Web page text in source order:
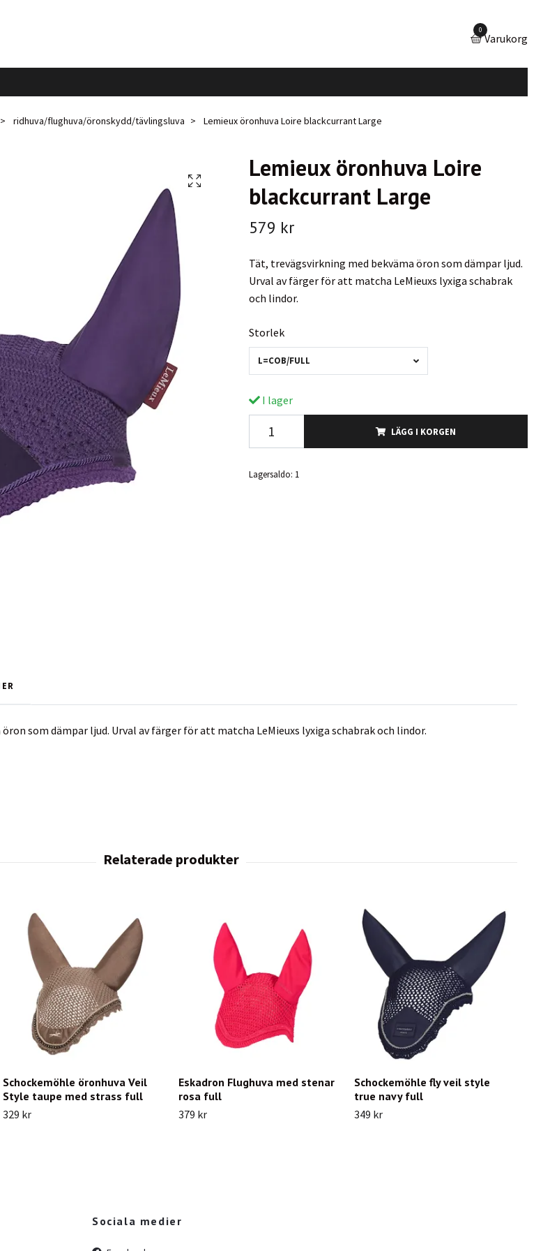
0
Varukorg
ridhuva/flughuva/öronskydd/tävlingsluva Lemieux öronhuva Loire blackcurrant Large
Lemieux öronhuva Loire
blackcurrant Large
579 kr
Tät, trevägsvirkning med bekväma öron som dämpar ljud.
Urval av färger för att matcha LeMieuxs lyxiga schabrak
och lindor.
Storlek
L=COB/FULL
I lager
LÄGG I KORGEN
Lagersaldo: 1
som dämpar ljud. Urval av färger för att matcha LeMieuxs lyxiga schabrak och lindor.
Schockemöhle öronhuva Veil
Style taupe med strass full
329 kr
Eskadron Flughuva med stenar
rosa full
379 kr
Schockemöhle fly veil style
true navy full
349 kr
Sociala medier